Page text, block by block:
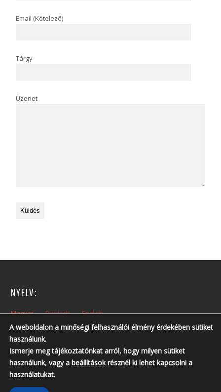
Email (Kötelező)
Tárgy
Üzenet
NYELV:
Magyar Deutsch English
Hétfőtől – Péntekig: 10:00 – 14:00
Nyitvatartási időn kívül, előzetes telefonos egyeztetés szükséges!
A weboldalon a minőségi felhasználói élmény érdekében sütiket
használunk.
Ismerje meg tájékoztatónkat arról, hogy milyen sütiket
használunk, vagy a beállításokrésznél ki lehet kapcsolni a
használatukat.